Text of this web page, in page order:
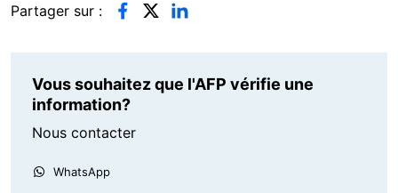
Partager sur :
Vous souhaitez que l'AFP vérifie une
information?
Nous contacter
WhatsApp